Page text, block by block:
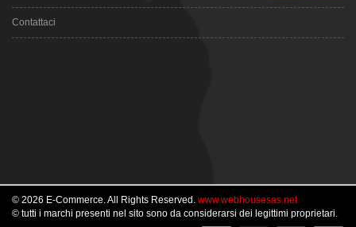
Contattaci
© 2026 E-Commerce. All Rights Reserved. www.webhousesas.net
© tutti i marchi presenti nel sito sono da considerarsi dei legittimi proprietari.